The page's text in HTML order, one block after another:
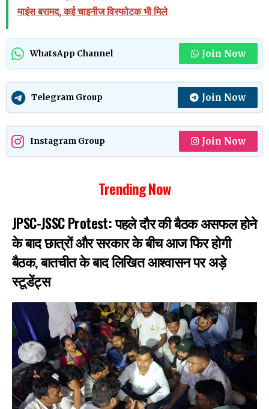
माइंस बरामद, कई चाइनीज विस्फोटक भी मिले
WhatsApp Channel Join Now
Telegram Group Join Now
Instagram Group Join Now
Trending Now
JPSC-JSSC Protest: पहले दौर की बैठक असफल होने
के बाद छात्रों और सरकार के बीच आज फिर होगी
बैठक, बातचीत के बाद लिखित आश्वासन पर अड़े
स्टूडेंट्स